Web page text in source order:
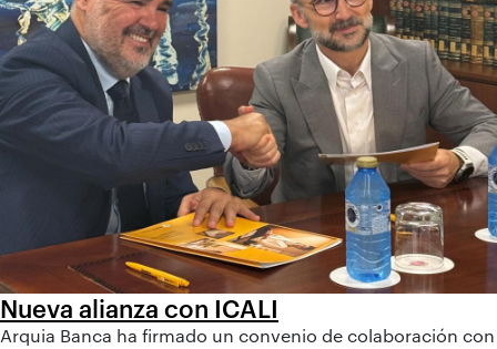
Nueva alianza con ICALI
Arquia Banca ha firmado un convenio de colaboración con